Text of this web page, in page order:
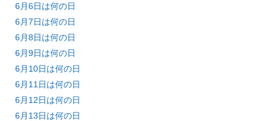
6月6日は何の日
6月7日は何の日
6月8日は何の日
6月9日は何の日
6月10日は何の日
6月11日は何の日
6月12日は何の日
6月13日は何の日